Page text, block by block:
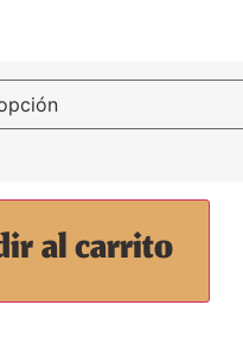
al carrito